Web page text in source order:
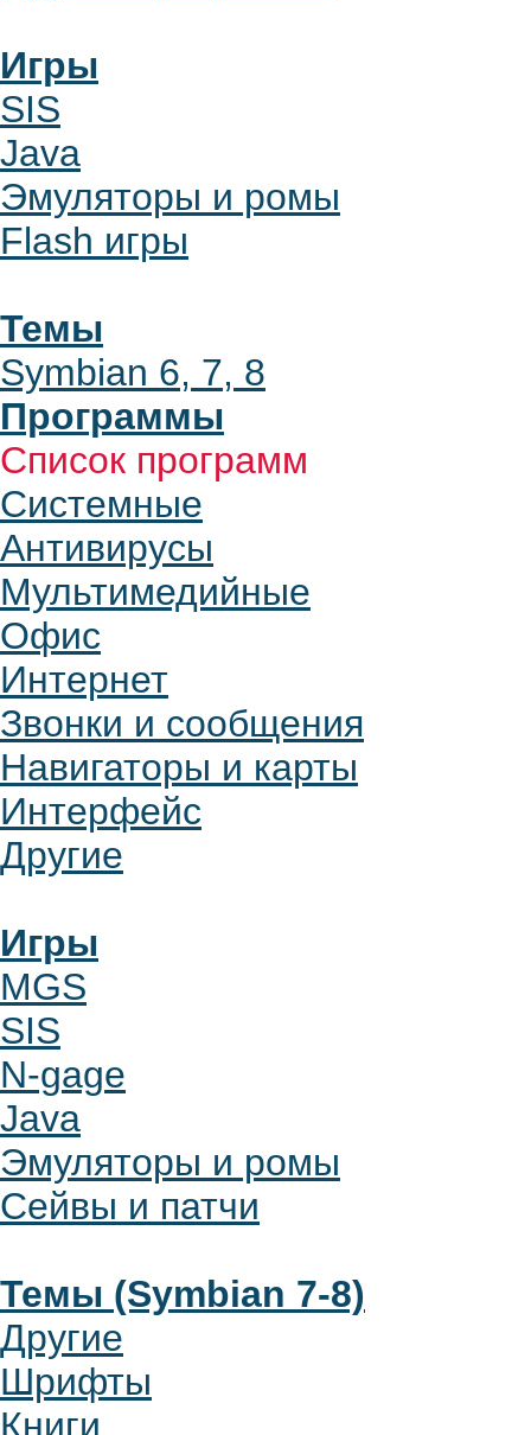
Игры
SIS
Java
Эмуляторы и ромы
Flash игры
Темы
Symbian 6, 7, 8
Программы
Список программ
Системные
Антивирусы
Мультимедийные
Офис
Интернет
Звонки и сообщения
Навигаторы и карты
Интерфейс
Другие
Игры
MGS
SIS
N-gage
Java
Эмуляторы и ромы
Сейвы и патчи
Темы (Symbian 7-8)
Другие
Шрифты
Книги